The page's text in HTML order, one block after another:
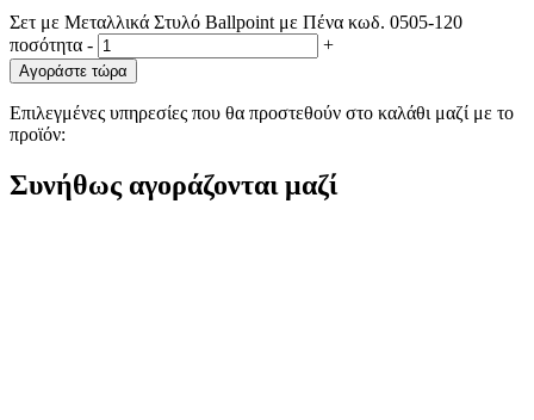
Σετ με Μεταλλικά Στυλό Ballpoint με Πένα κωδ. 0505-120
ποσότητα - +
Αγοράστε τώρα
Επιλεγμένες υπηρεσίες που θα προστεθούν στο καλάθι μαζί με το
προϊόν:
Συνήθως αγοράζονται μαζί